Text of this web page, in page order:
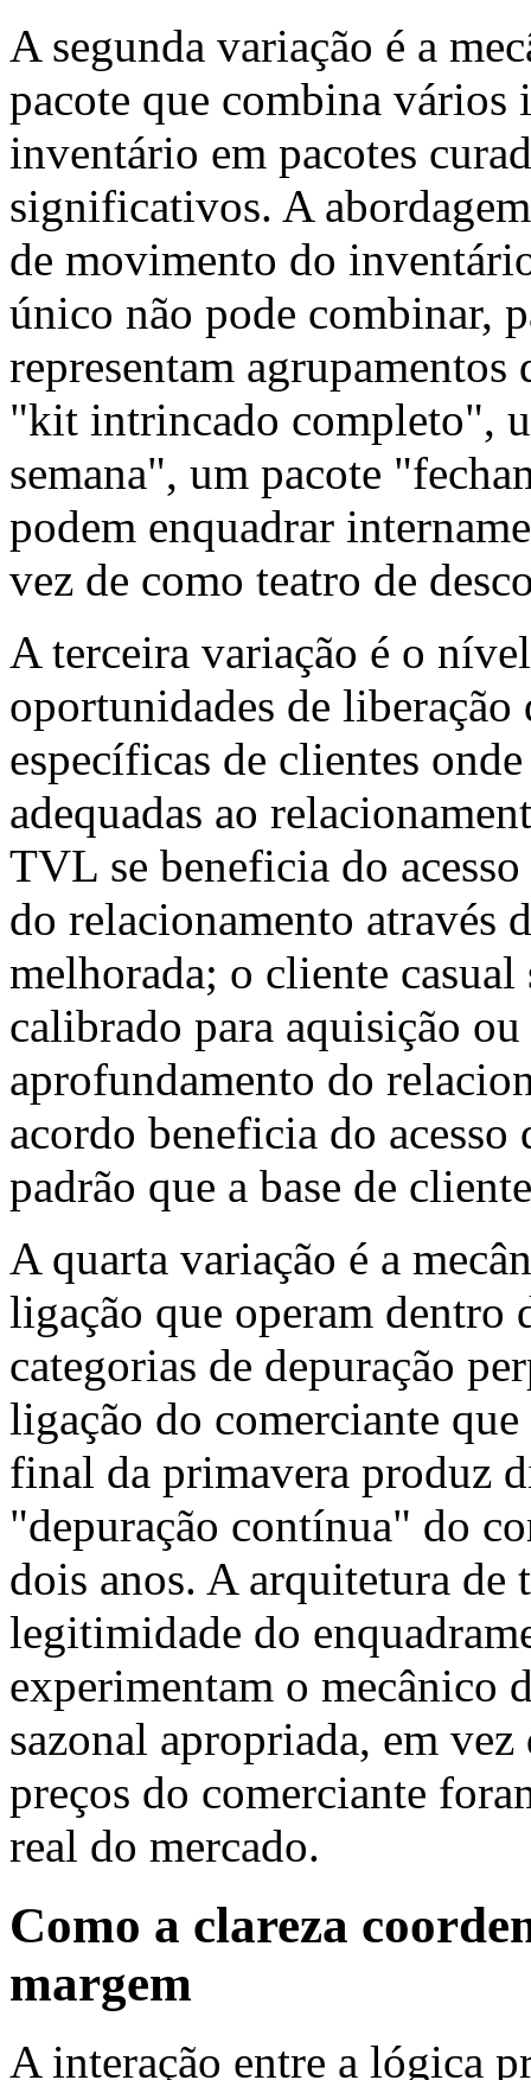
A segunda variação é a
pacote que combina vários
inventário em pacotes
significativos. A
de movimento do
único não pode combinar,
representam
"kit intrincado completo",
semana", um pacote
podem enquadrar
vez de como teatro de
A terceira variação é o
oportunidades de liberação
específicas de clientes
adequadas ao
TVL se beneficia do
do relacionamento através
melhorada; o cliente casual
calibrado para aquisição
aprofundamento do
acordo beneficia do acesso
padrão que a base de
A quarta variação é a
ligação que operam dentro
categorias de depuração
ligação do comerciante
final da primavera produz
"depuração contínua" do
dois anos. A arquitetura de
legitimidade do
experimentam o mecânico
sazonal apropriada, em
preços do comerciante
real do mercado.
Como a clareza
margem
A interação entre a lógica